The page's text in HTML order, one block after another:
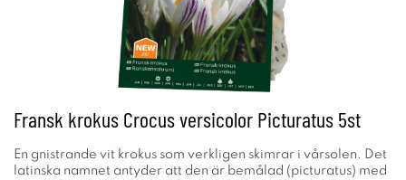
Fransk krokus Crocus versicolor Picturatus 5st
En gnistrande vit krokus som verkligen skimrar i vårsolen. Det
latinska namnet antyder att den är bemålad (picturatus) med